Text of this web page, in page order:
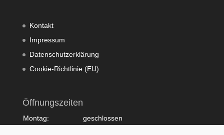
Kontakt
Impressum
Datenschutzerklärung
Cookie-Richtlinie (EU)
Öffnungszeiten
Montag:
geschlossen